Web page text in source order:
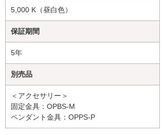
5,000 K（昼白色）
保証期間
5年
別売品
＜アクセサリー＞
固定金具：OPBS-M
ペンダント金具：OPPS-P